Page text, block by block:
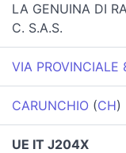
LA GENUINA DI
C. S.A.S.
VIA PROVINCIALE
CARUNCHIO (CH)
UE IT J204X